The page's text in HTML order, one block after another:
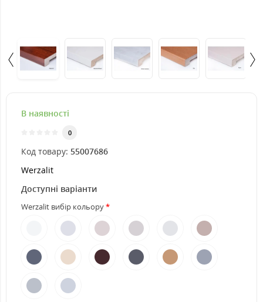
В наявності
0
Код товару: 55007686
Werzalit
Доступні варіанти
Werzalit вибір кольору